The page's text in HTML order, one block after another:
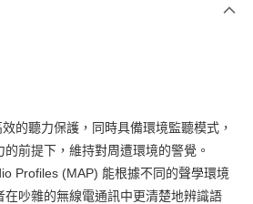
華泰商業銀行
遠東國際商業銀行
永豐商業銀行
星展（台灣）商業銀行
兆豐國際商業銀行
華泰商業銀行
遠東國際商業銀行
永豐商業銀行
的聽力保護，同時具備環境監聽模式，
前提下，維持對周遭環境的警覺。
Profiles (MAP) 能根據不同的聲學環境
在吵雜的無線電通訊中更清楚地辨識語